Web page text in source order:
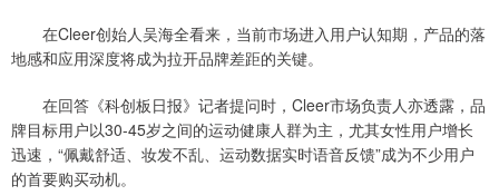
在Cleer创始人吴海全看来，当前市场进入用户认知期，产品的落
地感和应用深度将成为拉开品牌差距的关键。
在回答《科创板日报》记者提问时，Cleer市场负责人亦透露，品
牌目标用户以30-45岁之间的运动健康人群为主，尤其女性用户增长
迅速，“佩戴舒适、妆发不乱、运动数据实时语音反馈”成为不少用户
的首要购买动机。